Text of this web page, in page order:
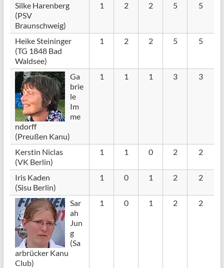
Silke Harenberg
(PSV
Braunschweig)
1 2 2 5 5
Heike Steininger
(TG 1848 Bad
Waldsee)
1 2 2 5 5
Ga
brie
le
Im
me
ndorff
(Preußen Kanu)
1 1 1 3 3
Kerstin Niclas
(VK Berlin)
1 1 0 2 2
Iris Kaden
(Sisu Berlin)
1 0 1 2 2
Sar
ah
Jun
g
(Sa
arbrücker Kanu
Club)
1 0 1 2 2